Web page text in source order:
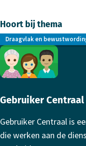
Hoort bij thema
Draagvlak en
Footer
Gebruiker Centraal
Gebruiker Centraal is
die werken aan de